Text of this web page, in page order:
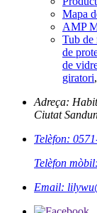
Mapa
AMP
Tub de
de
de
giratori,
Adreça:
Ciutat
Telèfon:
Telèfon
Email: